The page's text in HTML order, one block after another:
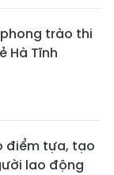
trào thi
Hà Tĩnh
điểm tựa, tạo
lao động